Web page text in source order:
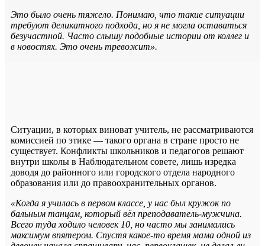
Это было очень тяжело. Понимаю, что такие ситуации
требуют деликатного подхода, но я не могла оставаться
безучастной. Часто слышу подобные истории от коллег и
в новостях. Это очень тревожит».
Ситуации, в которых виноват учитель, не рассматриваются
комиссией по этике — такого органа в стране просто не
существует. Конфликты школьников и педагогов решают
внутри школы в Наблюдательном совете, лишь изредка
доводя до районного или городского отдела народного
образования или до правоохранительных органов.
«Когда я училась в первом классе, у нас был кружок по
бальным танцам, который вёл преподаватель-мужчина.
Всего туда ходило человек 10, но часто мы занимались
максимум впятером. Спустя какое-то время мама одной из